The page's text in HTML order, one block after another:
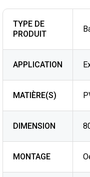
TYPE DE
PRODUIT
APPLICATION
MATIÈRE(S)
DIMENSION
MONTAGE